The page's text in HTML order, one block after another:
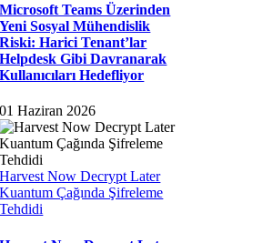
Microsoft Teams Üzerinden
Yeni Sosyal Mühendislik
Riski: Harici Tenant’lar
Helpdesk Gibi Davranarak
Kullanıcıları Hedefliyor
01 Haziran 2026
Harvest Now Decrypt Later
Kuantum Çağında Şifreleme
Tehdidi